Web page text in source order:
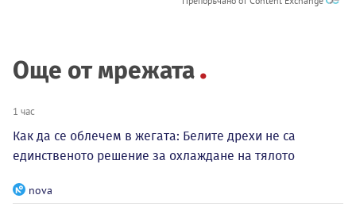
Още от мрежата
1 час
Как да се облечем в жегата: Белите дрехи не са
единственото решение за охлаждане на тялото
nova